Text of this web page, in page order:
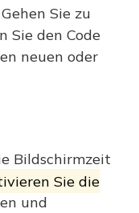
Sie zu
Sie den Code
neuen oder
Bildschirmzeit
Sie die
und